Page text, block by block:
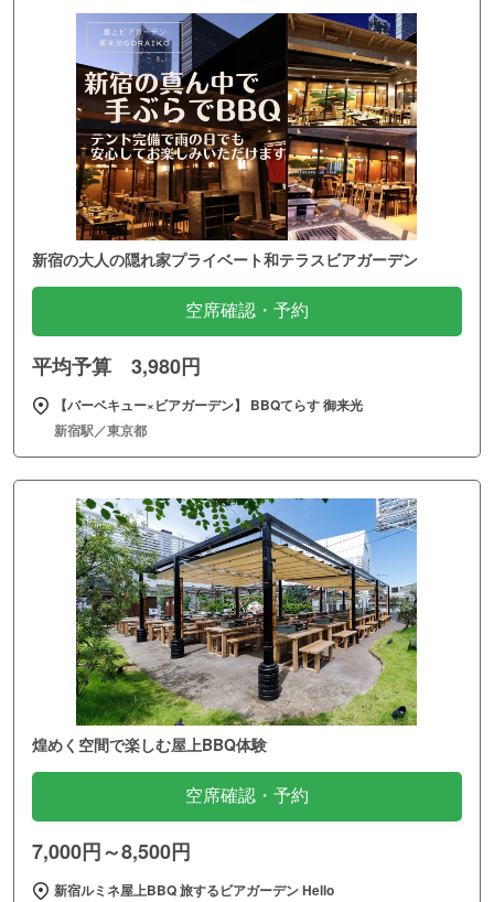
新宿の大人の隠れ家プライベート和テラスビアガーデン
空席確認・予約
平均予算 3,980円
【バーベキュー×ビアガーデン】 BBQてらす 御来光
新宿駅／東京都
煌めく空間で楽しむ屋上BBQ体験
空席確認・予約
7,000円～8,500円
新宿ルミネ屋上BBQ 旅するビアガーデン Hello